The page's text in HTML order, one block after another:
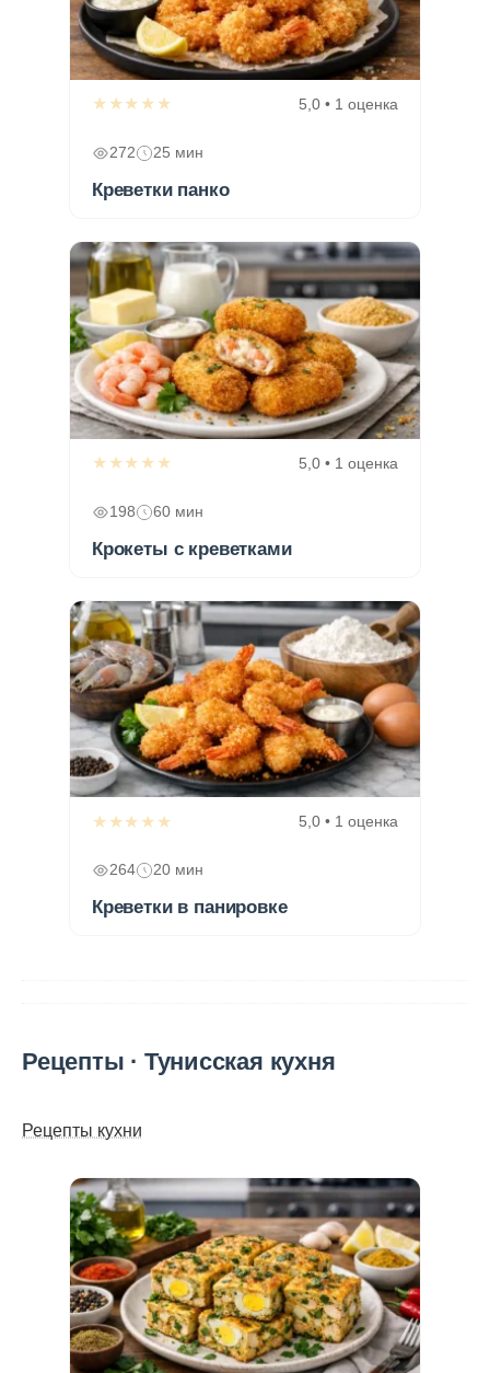
★★★★★ 5,0 • 1 оценка
272 25 мин
Креветки панко
★★★★★ 5,0 • 1 оценка
198 60 мин
Крокеты с креветками
★★★★★ 5,0 • 1 оценка
264 20 мин
Креветки в панировке
Рецепты · Тунисская кухня
Рецепты кухни